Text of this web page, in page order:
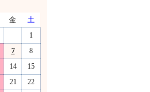
金
土
1
7
8
14
15
21
22